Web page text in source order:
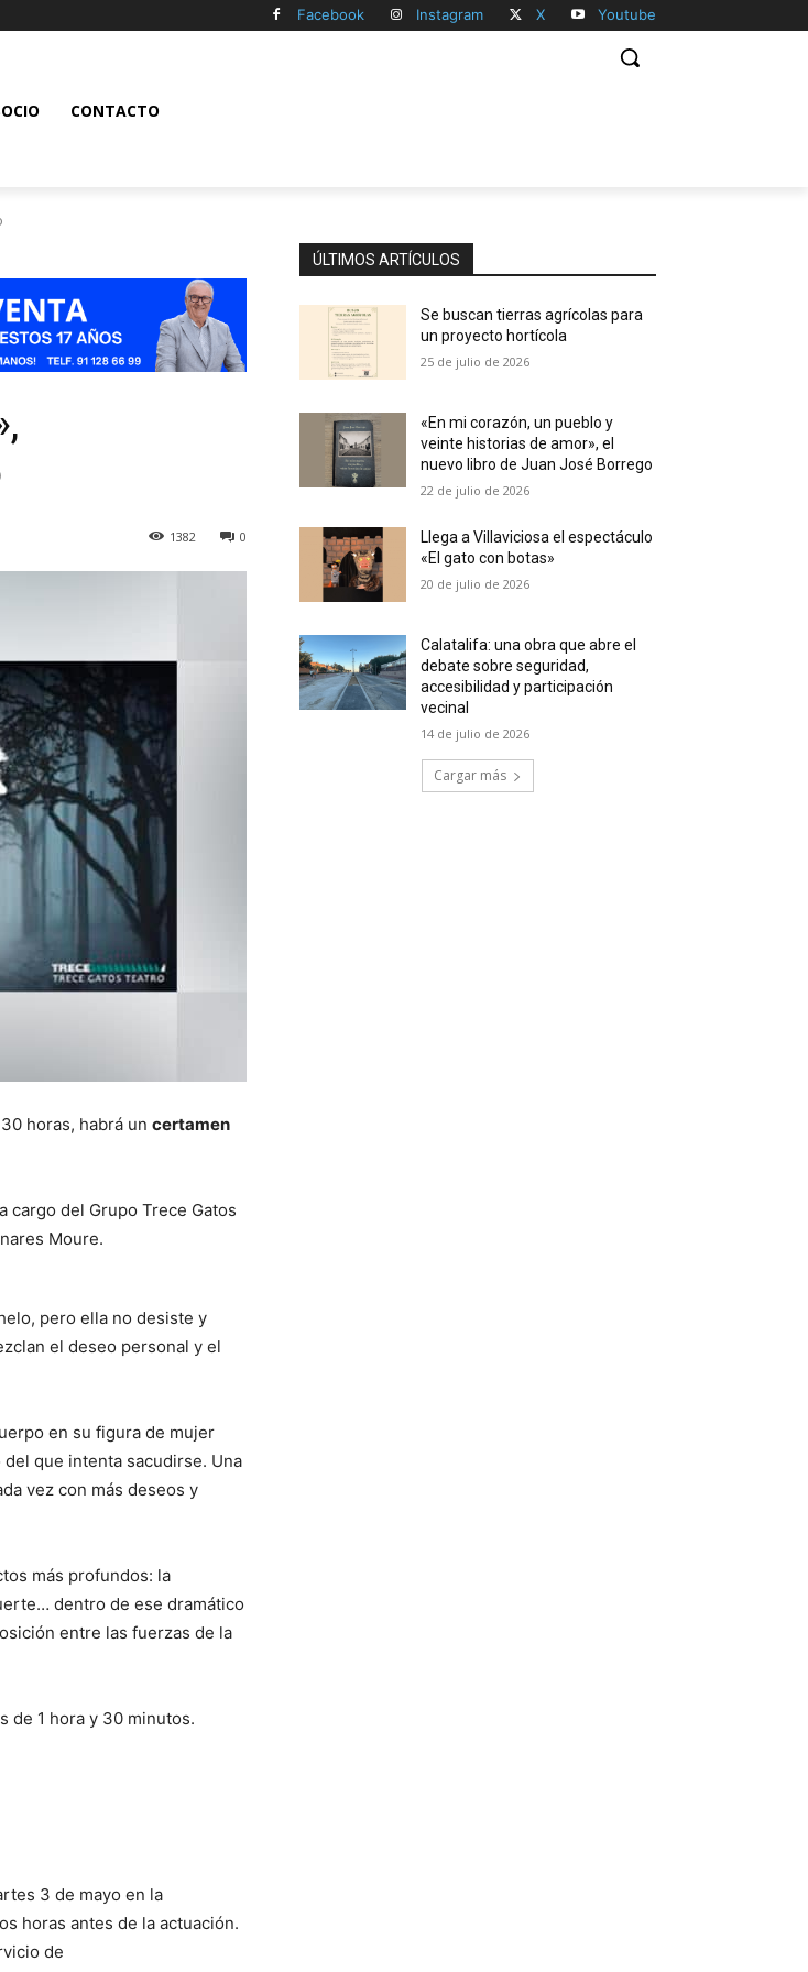
Facebook Instagram X Youtube
CONTACTO
0
1382
horas, habrá un certamen
cargo del Grupo Trece Gatos
Moure.
pero ella no desiste y
el deseo personal y el
en su figura de mujer
que intenta sacudirse. Una
vez con más deseos y
más profundos: la
dentro de ese dramático
entre las fuerzas de la
de 1 hora y 30 minutos.
3 de mayo en la
horas antes de la actuación.
de
ÚLTIMOS ARTÍCULOS
Se buscan tierras agrícolas para
un proyecto hortícola
25 de julio de 2026
«En mi corazón, un pueblo y
veinte historias de amor», el
nuevo libro de Juan José Borrego
22 de julio de 2026
Llega a Villaviciosa el espectáculo
«El gato con botas»
20 de julio de 2026
Calatalifa: una obra que abre el
debate sobre seguridad,
accesibilidad y participación
vecinal
14 de julio de 2026
Cargar más